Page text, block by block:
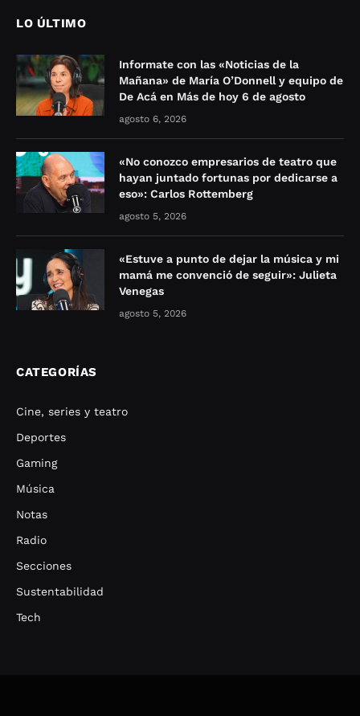
LO ÚLTIMO
Informate con las «Noticias de la
Mañana» de María O’Donnell y equipo de
De Acá en Más de hoy 6 de agosto
agosto 6, 2026
«No conozco empresarios de teatro que
hayan juntado fortunas por dedicarse a
eso»: Carlos Rottemberg
agosto 5, 2026
«Estuve a punto de dejar la música y mi
mamá me convenció de seguir»: Julieta
Venegas
agosto 5, 2026
CATEGORÍAS
Cine, series y teatro
Deportes
Gaming
Música
Notas
Radio
Secciones
Sustentabilidad
Tech